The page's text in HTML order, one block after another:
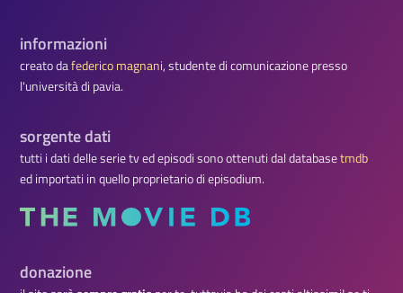
informazioni
creato dafederico magnani, studente di comunicazione presso
l'università di pavia.
sorgente dati
tutti i dati delle serie tv ed episodi sono ottenuti dal databasetmdb
ed importati in quello proprietario di episodium.
donazione